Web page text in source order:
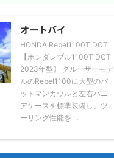
オートバイ
HONDA Rebel1100T DCT
【ホンダレブル1100T DCT
2023年型】 クルーザーモデ
ルのRebel1100に大型のバ
ットマンカウルと左右パニ
アケースを標準装備し、ツ
ーリング性能を ...